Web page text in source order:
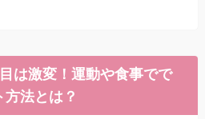
は激変！運動や食事でで
方法とは？